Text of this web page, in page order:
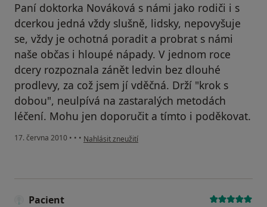
Paní doktorka Nováková s námi jako rodiči i s
dcerkou jedná vždy slušně, lidsky, nepovyšuje
se, vždy je ochotná poradit a probrat s námi
naše občas i hloupé nápady. V jednom roce
dcery rozpoznala zánět ledvin bez dlouhé
prodlevy, za což jsem jí vděčná. Drží "krok s
dobou", neulpívá na zastaralých metodách
léčení. Mohu jen doporučit a tímto i poděkovat.
17. června 2010 • • • podle názoru uživatele Pacient
Nahlásit zneužití
Pacient